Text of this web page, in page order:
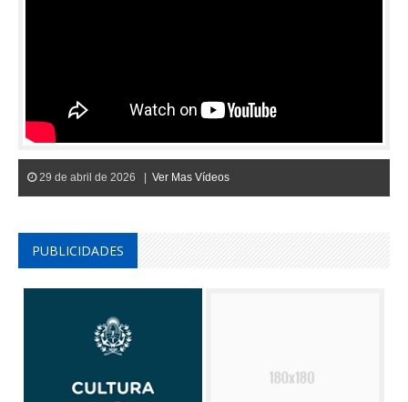
29 de abril de 2026 | Ver Mas Vídeos
PUBLICIDADES